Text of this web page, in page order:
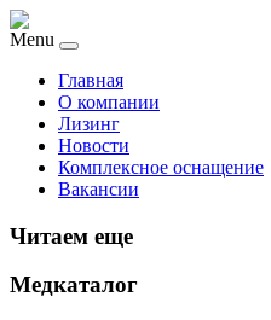
Menu
Главная
О компании
Лизинг
Новости
Комплексное оснащение
Вакансии
Читаем еще
Медкаталог